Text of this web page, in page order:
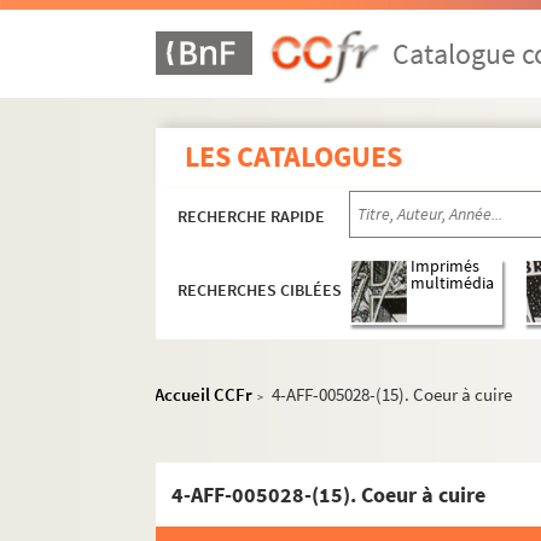
Catalogue
LES CATALOGUES
RECHERCHE RAPIDE
RECHERCHES CIBLÉES
Imprimés
multimédia
Accueil CCFr > 4-AFF-005028-(15). Coeur à cuire
4-AFF-005028-(15). Coeur à cuire
Le Funambule
Le Grand Parquet
L'Hippodrome
Lavoir moderne parisien
Moulin de la Chanson
Moulin de la Galette
La Reine blanche
Théâtre de l'Atelier